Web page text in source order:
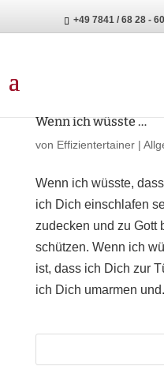
+49 7841 / 68 28 - 60
Wenn ich wüsste …
von Effizientertainer|
Wenn ich wüsste,
ich Dich einschlafen
zudecken und zu Gott
schützen. Wenn ich
ist, dass ich Dich zur
ich Dich umarmen